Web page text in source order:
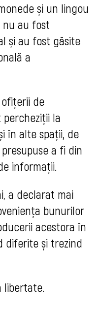
și un lingou
nu au fost
și au fost găsite
a
ofițerii de
la
în alte spații, de
a fi din
informații.
a declarat mai
bunurilor
acestora în
diferite și trezind